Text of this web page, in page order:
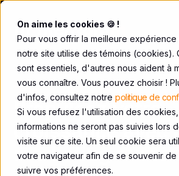
On aime les cookies 🍪 !
Pour vous offrir la meilleure expérience
notre site utilise des témoins (cookies).
sont essentiels, d'autres nous aident à
vous connaître. Vous pouvez choisir !
d'infos, consultez notre politique de
Si vous refusez l'utilisation des
informations ne seront pas suivies lors
visite sur ce site. Un seul cookie sera
votre navigateur afin de se souvenir de
suivre vos préférences.
AGENCE DE MARKETING WEB
Propulsez votre
croissance avec
marketing